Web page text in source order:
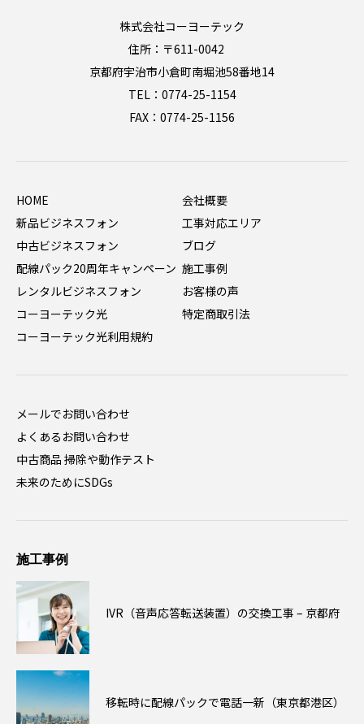
株式会社コーヨーテック
住所：〒611-0042
京都府宇治市小倉町南堀池58番地14
TEL：0774-25-1154
FAX：0774-25-1156
HOME
新品ビジネスフォン
中古ビジネスフォン
配線パック20周年キャンペーン
レンタルビジネスフォン
コーヨーテック光
コーヨーテック光利用規約
会社概要
工事対応エリア
ブログ
施工事例
お客様の声
特定商取引法
メールでお問い合わせ
よくあるお問い合わせ
中古商品 掃除や動作テスト
未来のためにSDGs
施工事例
IVR（音声応答転送装置）の交換工事 – 京都府
移転時に配線パックで電話一新（東京都港区）